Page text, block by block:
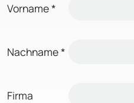
Vorname*
Nachname*
Firma